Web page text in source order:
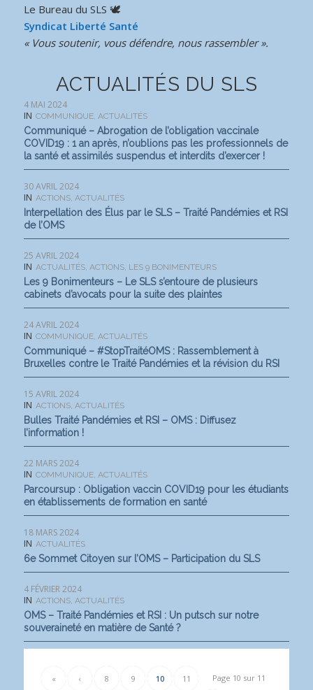
Le Bureau du SLS 🕊
Syndicat Liberté Santé
« Vous soutenir, vous défendre, nous rassembler ».
ACTUALITÉS DU SLS
4 MAI 2024
IN COMMUNIQUE ACTUALITÉS
Communiqué – Abrogation de l’obligation vaccinale
COVID19 : 1 an après, n’oublions pas les professionnels de
la santé et assimilés suspendus et interdits d’exercer !
30 AVRIL 2024
IN ACTIONS ACTUALITÉS
Interpellation des Élus par le SLS – Traité Pandémies et RSI
de l’OMS
25 AVRIL 2024
IN ACTUALITÉS ACTIONS LES 9 BONIMENTEURS
Les 9 Bonimenteurs – Le SLS s’entoure de plusieurs
cabinets d’avocats pour la suite des plaintes
24 AVRIL 2024
IN COMMUNIQUE ACTUALITÉS
Communiqué – #StopTraitéOMS : Rassemblement à
Bruxelles contre le Traité Pandémies et la révision du RSI
15 AVRIL 2024
IN ACTIONS ACTUALITÉS
Bulles Traité Pandémies et RSI – OMS : Diffusez
l’information !
22 MARS 2024
IN COMMUNIQUE ACTUALITÉS
Parcoursup : Obligation vaccin COVID19 pour les étudiants
en établissements de formation en santé
18 MARS 2024
IN ACTUALITÉS
6e Sommet Citoyen sur l’OMS – Participation du SLS
4 FÉVRIER 2024
IN ACTIONS ACTUALITÉS
OMS – Traité Pandémies et RSI : Un putsch sur notre
souveraineté en matière de Santé ?
Page 10 sur 11
« ‹ 8 9 10 11